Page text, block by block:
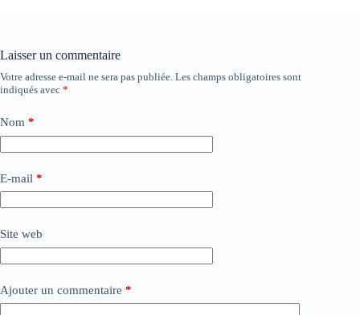
Laisser un commentaire
Votre adresse e-mail ne sera pas publiée. Les champs obligatoires sont
indiqués avec *
Nom *
E-mail *
Site web
Ajouter un commentaire *